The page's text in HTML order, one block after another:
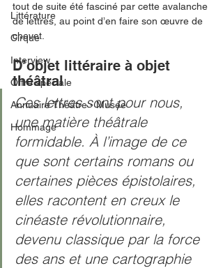
Littérature
Cirque
Interview
Offre spéciale
Annuaire Théâtre - Musée
Hommage
tout de suite été fasciné par cette avalanche
de lettres, au point d’en faire son œuvre de
chevet.
D’objet littéraire à objet
théâtral
Ces lettres sont pour nous,
une matière théâtrale
formidable. À l’image de ce
que sont certains romans ou
certaines pièces épistolaires,
elles racontent en creux le
cinéaste révolutionnaire,
devenu classique par la force
des ans et une cartographie